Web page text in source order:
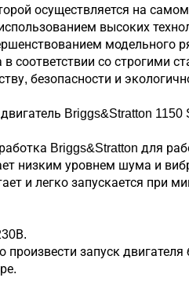
осуществляется на
высоких
модельного
соответствии со строгими
безопасности и
Briggs&Stratton 1150
Briggs&Stratton для
низким уровнем шума и
и легко запускается при
произвести запуск двигателя